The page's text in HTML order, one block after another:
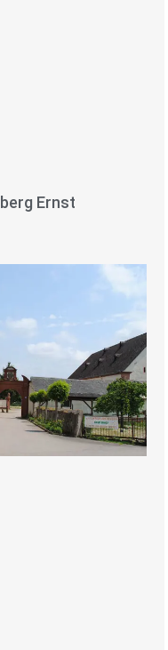
Ernst